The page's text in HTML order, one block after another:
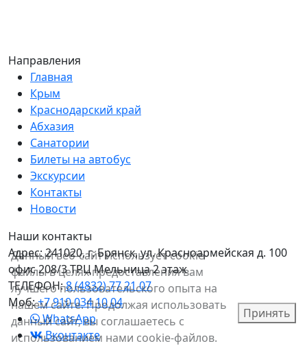
Направления
Главная
Крым
Краснодарский край
Абхазия
Санатории
Билеты на автобус
Экскурсии
Контакты
Новости
Наши контакты
Адрес:241020, г. Брянск, ул. Красноармейская д. 100
офис 208/3 ТРЦ Мельница 2 этаж
ТЕЛЕФОН:8 (4832) 77 21 07
Моб:+7 910 034 10 04
WhatsApp
Вконтакте
Данный веб-сайт использует cookie-
файлы в целях предоставления вам
лучшего пользовательского опыта на
нашем сайте. Продолжая использовать
данный сайт, вы соглашаетесь с
использованием нами cookie-файлов.
Принять